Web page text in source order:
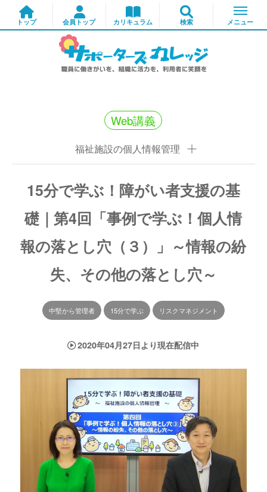
Web講義
福祉施設の個人情報管理
15分で学ぶ！障がい者支援の基
礎｜第4回「事例で学ぶ！個人情
報の落とし穴（３）」～情報の紛
失、その他の落とし穴～
中堅から管理者 15分で学ぶ リスクマネジメント
2020年04月27日より現在配信中